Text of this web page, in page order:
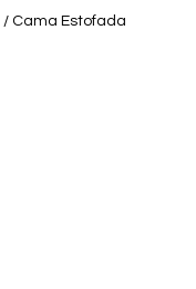
/ Cama Estofada